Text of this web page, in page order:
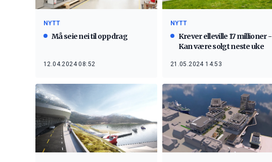
NYTT
Krever elleville 17 millioner -
Kan være solgt neste uke
21.05.2024 14:53
NYTT
Må seie nei til oppdrag
12.04.2024 08:52